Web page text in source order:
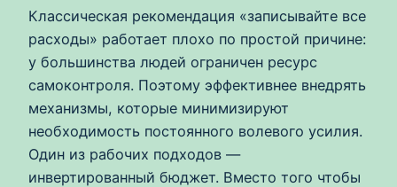
Классическая рекомендация «записывайте все
расходы» работает плохо по простой причине:
у большинства людей ограничен ресурс
самоконтроля. Поэтому эффективнее внедрять
механизмы, которые минимизируют
необходимость постоянного волевого усилия.
Один из рабочих подходов —
инвертированный бюджет. Вместо того чтобы